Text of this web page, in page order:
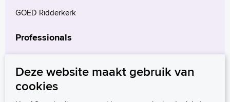
GOED Ridderkerk
Professionals
Verwijzers
Wetenschappelijk onderzoek
Deze website maakt gebruik van
cookies